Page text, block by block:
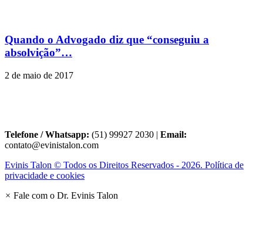
Quando o Advogado diz que “conseguiu a
absolvição”…
2 de maio de 2017
Telefone / Whatsapp: (51) 99927 2030 | Email:
contato@evinistalon.com
Evinis Talon © Todos os Direitos Reservados - 2026. Política de
privacidade e cookies
× Fale com o Dr. Evinis Talon